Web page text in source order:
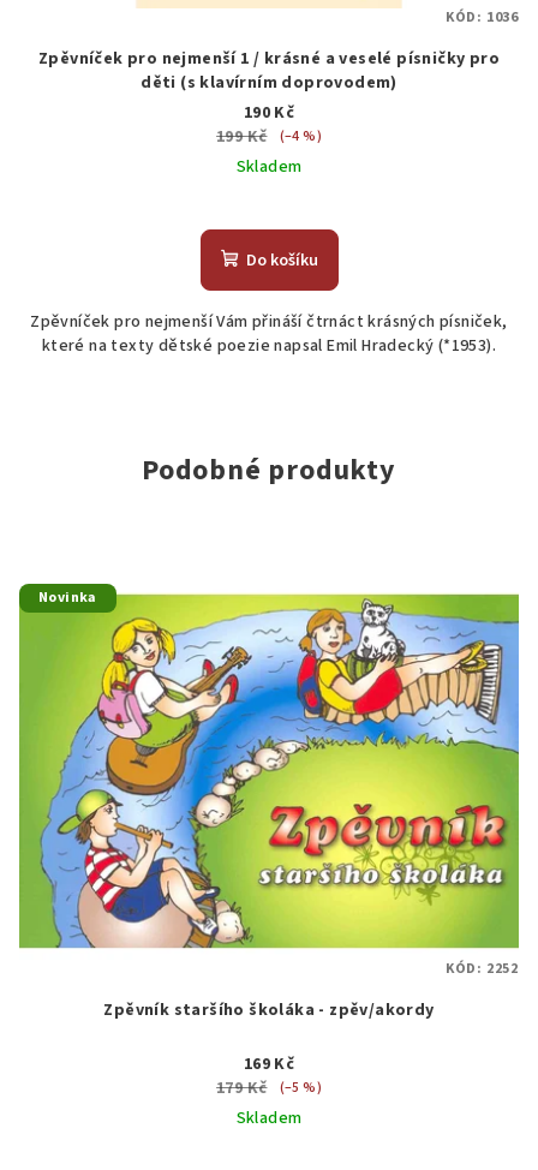
Zpěvníček pro nejmenší 1 / krásné a veselé písničky pro
děti (s klavírním doprovodem)
190 Kč
199 Kč
(–4 %)
Skladem
Do košíku
Zpěvníček pro nejmenší Vám přináší čtrnáct krásných písniček,
které na texty dětské poezie napsal Emil Hradecký (*1953).
KÓD: 1036
Podobné produkty
Novinka
Zpěvník staršího školáka - zpěv/akordy
169 Kč
179 Kč
(–5 %)
Skladem
KÓD: 2252